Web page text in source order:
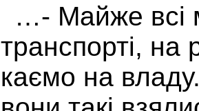
…- Майже всі
транспорті, на
каємо на